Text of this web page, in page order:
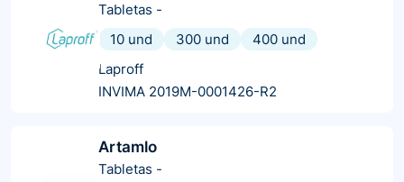
Tabletas -
10 und
300 und
400 und
Laproff
INVIMA 2019M-0001426-R2
Artamlo
Tabletas -